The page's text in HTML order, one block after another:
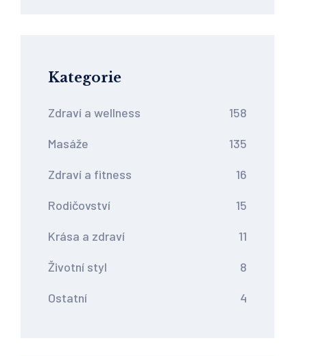
Kategorie
Zdraví a wellness 158
Masáže 135
Zdraví a fitness 16
Rodičovství 15
Krása a zdraví 11
Životní styl 8
Ostatní 4